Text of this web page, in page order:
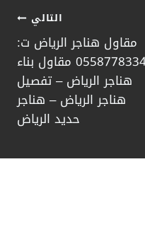
التالي
مقاول هناجر الرياض ت:
0558778334 مقاول بناء
هناجر الرياض – تفصيل
هناجر الرياض – هناجر
حديد الرياض